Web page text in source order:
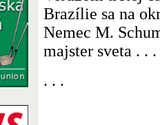
Brazílie sa na
Nemec M.
majster sveta . . .
. . .